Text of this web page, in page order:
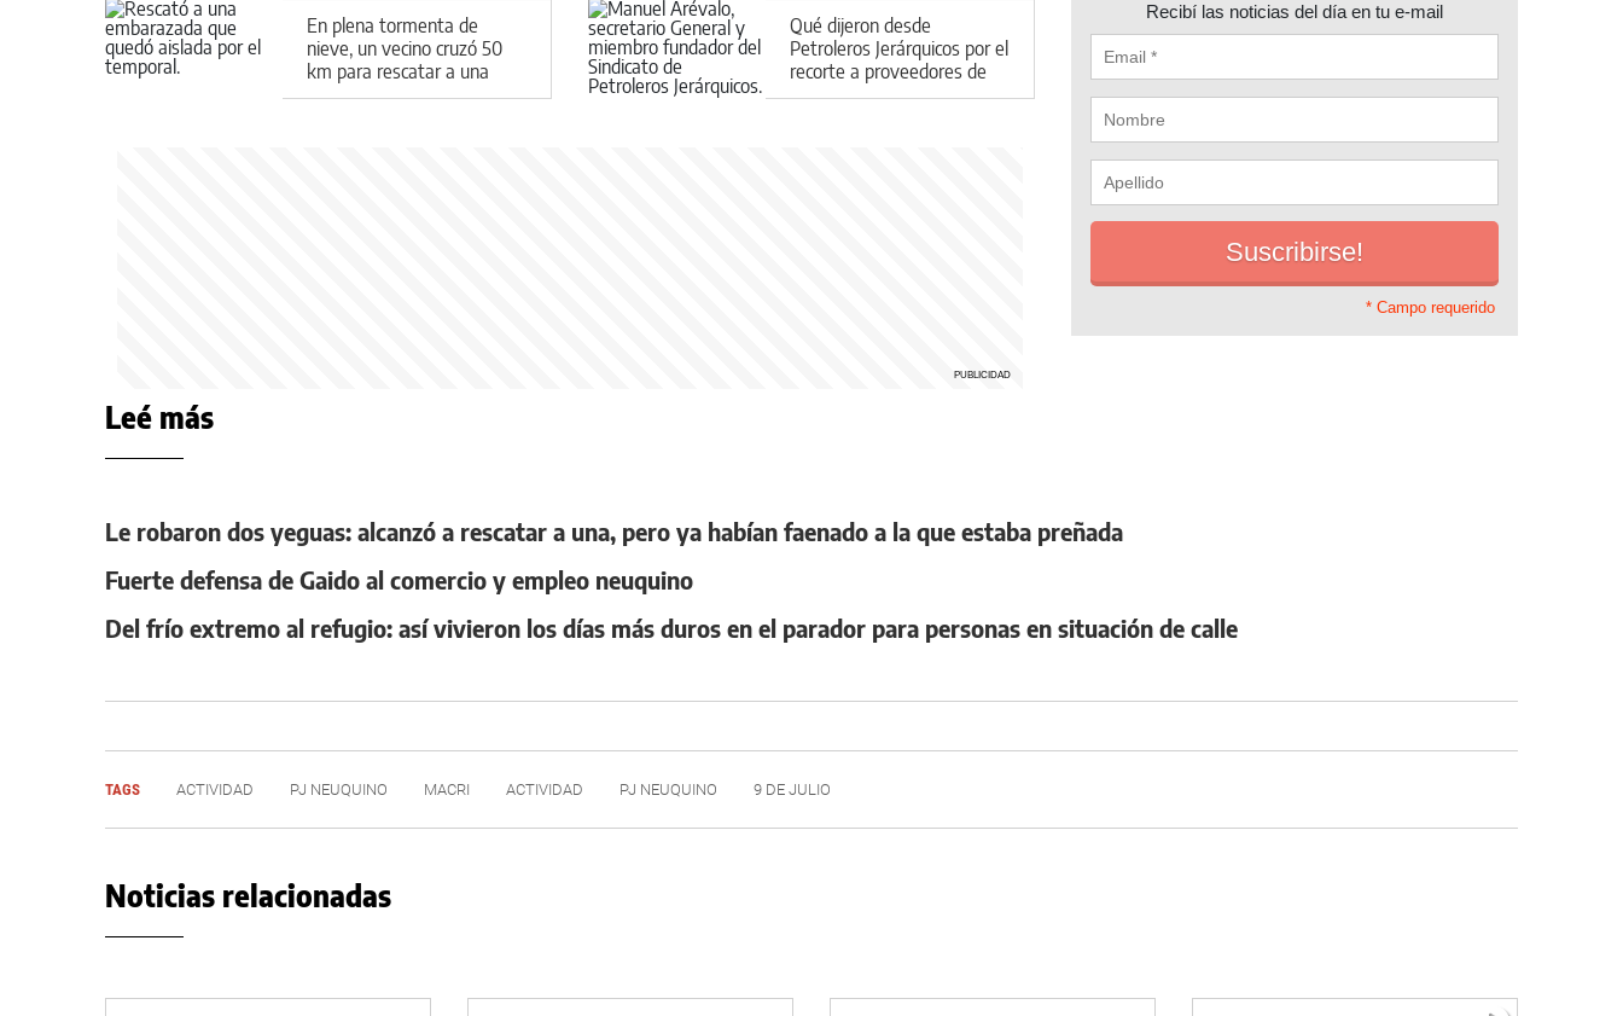
En plena tormenta de
nieve, un vecino cruzó 50
km para rescatar a una
embarazada que quedó
Qué dijeron desde
Petroleros Jerárquicos por el
recorte a proveedores de
Halliburton
Recibí las noticias del día en tu e-mail
* Campo requerido
Leé más
Le robaron dos yeguas: alcanzó a rescatar a una, pero ya habían faenado a la que estaba preñada
Fuerte defensa de Gaido al comercio y empleo neuquino
Del frío extremo al refugio: así vivieron los días más duros en el parador para personas en situación de calle
TAGS ACTIVIDAD PJ NEUQUINO MACRI ACTIVIDAD PJ NEUQUINO 9 DE JULIO
Noticias relacionadas